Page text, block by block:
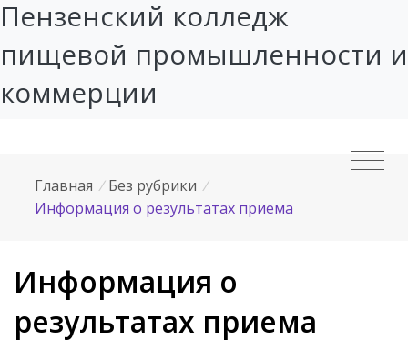
Пензенский колледж
пищевой промышленности и
коммерции
Главная / Без рубрики /
Информация о результатах приема
Информация о
результатах приема